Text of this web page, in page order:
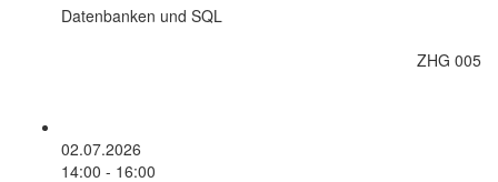
Datenbanken und SQL
ZHG 005
02.07.2026
14:00 - 16:00